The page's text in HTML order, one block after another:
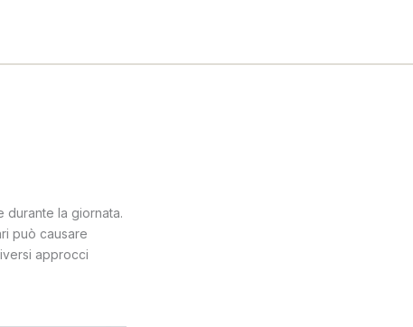
durante la giornata.
può causare
approcci